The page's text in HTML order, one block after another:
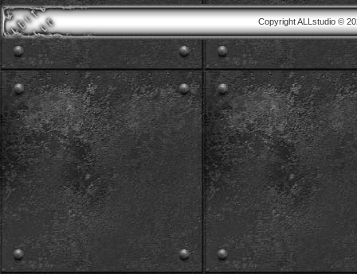
Copyright ALLstudio ©